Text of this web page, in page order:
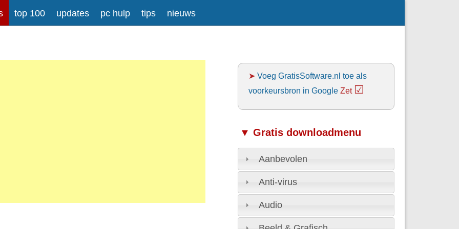
top 100 updates pc hulp tips nieuws
Meer informatie over tekstopmaak
worden automatisch naar links omgezet.
➤Voeg GratisSoftware.nl toe als
voorkeursbron in Google Zet ☑
▼ Gratis downloadmenu
Aanbevolen
Anti-virus
Audio